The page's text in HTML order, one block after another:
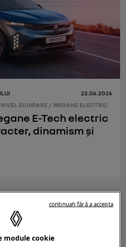
22.06.2026
NIVEL ECHIPARE / MEGANE ELECTRIC
E-Tech electric
dinamism și
module cookie
continuați fără a accepta